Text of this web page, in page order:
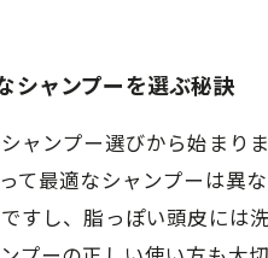
あなたもで
シャンプーを選ぶ秘訣
ャンプー選びから始まり
て最適なシャンプーは異
すし、脂っぽい頭皮には